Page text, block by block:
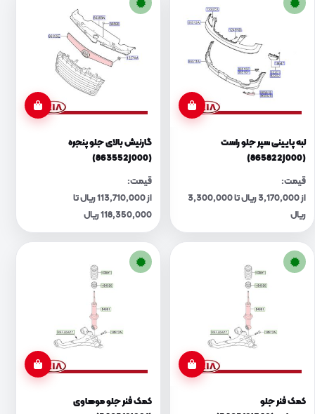
لبه پایینی سپر جلو راست
(865822J000)
قیمت:
از 3,170,000 ریال تا 3,300,000
ریال
گارنیش بالای جلو پنجره
(863552J000)
قیمت:
از 113,710,000 ریال تا
118,350,000 ریال
کمک فنر جلو
کمک فنر جلو موهاوی